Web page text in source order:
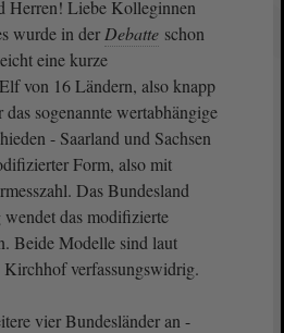
Herren! Liebe Kolleginnen
wurde in der Debatte schon
eine kurze
von 16 Ländern, also knapp
sogenannte wertabhängige
- Saarland und Sachsen
Form, also mit
Das Bundesland
das modifizierte
Beide Modelle sind laut
verfassungswidrig.
vier Bundesländer an -